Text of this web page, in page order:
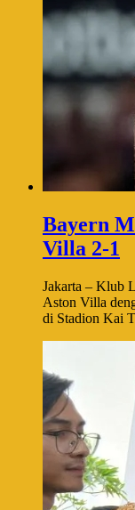
Bayern
Villa 2-1
Jakarta – Klub
Aston Villa
di Stadion Kai